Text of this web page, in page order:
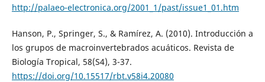
http://palaeo-electronica.org/2001_1/past/issue1_01.htm
Hanson, P., Springer, S., & Ramírez, A. (2010). Introducción a
los grupos de macroinvertebrados acuáticos. Revista de
Biología Tropical, 58(S4), 3-37.
https://doi.org/10.15517/rbt.v58i4.20080